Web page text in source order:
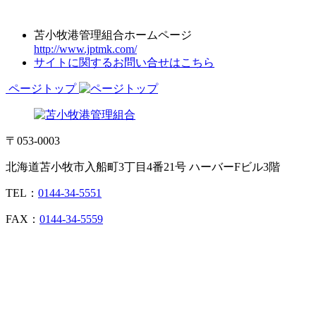
苫小牧港管理組合ホームページ
http://www.jptmk.com/
サイトに関するお問い合せはこちら
ページトップ
〒053-0003
北海道苫小牧市入船町3丁目4番21号 ハーバーFビル3階
TEL： 0144-34-5551
FAX： 0144-34-5559